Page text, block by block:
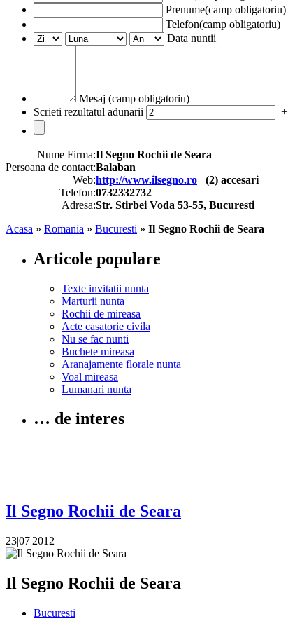
Prenume(camp obligatoriu)
Telefon(camp obligatoriu)
Data nuntii
Mesaj (camp obligatoriu)
Scrieti rezultatul adunarii
+
Nume Firma:Il Segno Rochii de Seara
Persoana de contact:Balaban
Web:http://www.ilsegno.ro (2) accesari
Telefon:0732332732
Adresa:Str. Stirbei Voda 53-55, Bucuresti
Acasa » Romania » Bucuresti » Il Segno Rochii de Seara
Articole populare
Texte invitatii nunta
Marturii nunta
Rochii de mireasa
Acte casatorie civila
Nu se fac nunti
Buchete mireasa
Aranajamente florale nunta
Voal mireasa
Lumanari nunta
… de interes
Il Segno Rochii de Seara
23|07|2012
Il Segno Rochii de Seara
Bucuresti